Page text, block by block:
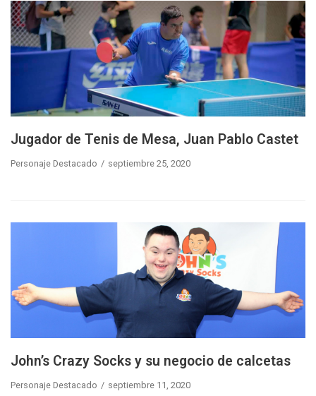
Jugador de Tenis de Mesa, Juan Pablo Castet
Personaje Destacado septiembre 25, 2020
John’s Crazy Socks y su negocio de calcetas
Personaje Destacado septiembre 11, 2020